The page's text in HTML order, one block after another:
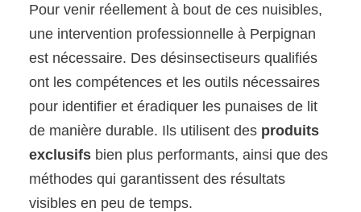
Pour venir réellement à bout de ces nuisibles,
une intervention professionnelle à Perpignan
est nécessaire. Des désinsectiseurs qualifiés
ont les compétences et les outils nécessaires
pour identifier et éradiquer les punaises de lit
de manière durable. Ils utilisent des produits
exclusifs bien plus performants, ainsi que des
méthodes qui garantissent des résultats
visibles en peu de temps.